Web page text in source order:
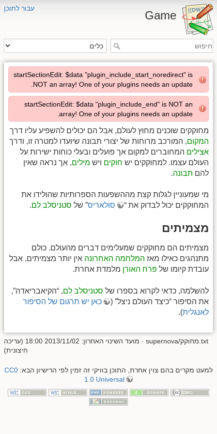
עבור לתוכן
Game
startSectionEdit: $data "plugin_include_start_noredirect" is
NOT an array! One of your plugins needs an update.
startSectionEdit: $data "plugin_include_end" is NOT an
array! One of your plugins needs an update.
מחוקקים שוכנים מחוץ לעולם, אבל הם יכולים להשפיע עליו דרך
המקום, המורכב מרוחות של יצורי תבונה שיועדו למטרה זו, ודרך
אצילים המחוברים למקום אך פועלים ובעלי כוחות ישירות על
העולם עצמו. למחוקקים יש חוקים ויש מילים, אך נראה שאין
להם תבונה.
מי שמעוניין לגלות קצת מההשפעות הספרותיות שהולידו את
המחוקקים יכול לבדוק את “
סולאריס” של סטניסלב לם.
מצמיתים
מצמיתים הם מחוקקים שמעלימים דברים מהעולם. כולם
מתנהגים כאילו מאז המלחמה האחרונה אין יותר מצמיתים, אבל
עובדת קיומו של פרח האורן מלמדת אחרת.
להשלמה, כדאי לקרוא בספרו של סטניסלב לם, “הקיאבריאדה”,
את הסיפור “כיצד העולם ניצל” (
כאן יש תרגום של הסיפור
לאנגלית).
supernova/מחוקק.txt
· מועד השינוי האחרון: 2013/11/02 18:00 (עריכה
חיצונית)
למעט מקרים בהם צוין אחרת, התוכן בוויקי זה זמין לפי הרישיון הבא: CC0
1.0 Universal